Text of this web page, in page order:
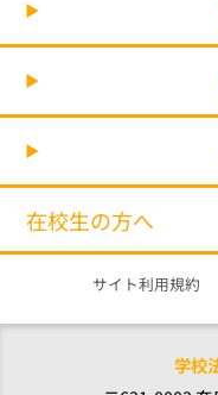
在校生の方へ
サイト利用規約
学校